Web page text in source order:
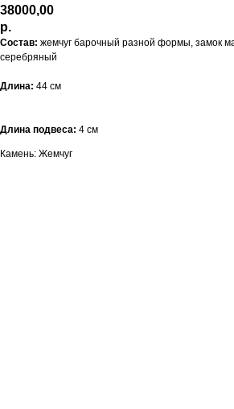
38000,00
р.
Состав: жемчуг барочный разной формы, замок
серебряный
Длина: 44 см
Длина подвеса: 4 см
Камень: Жемчуг